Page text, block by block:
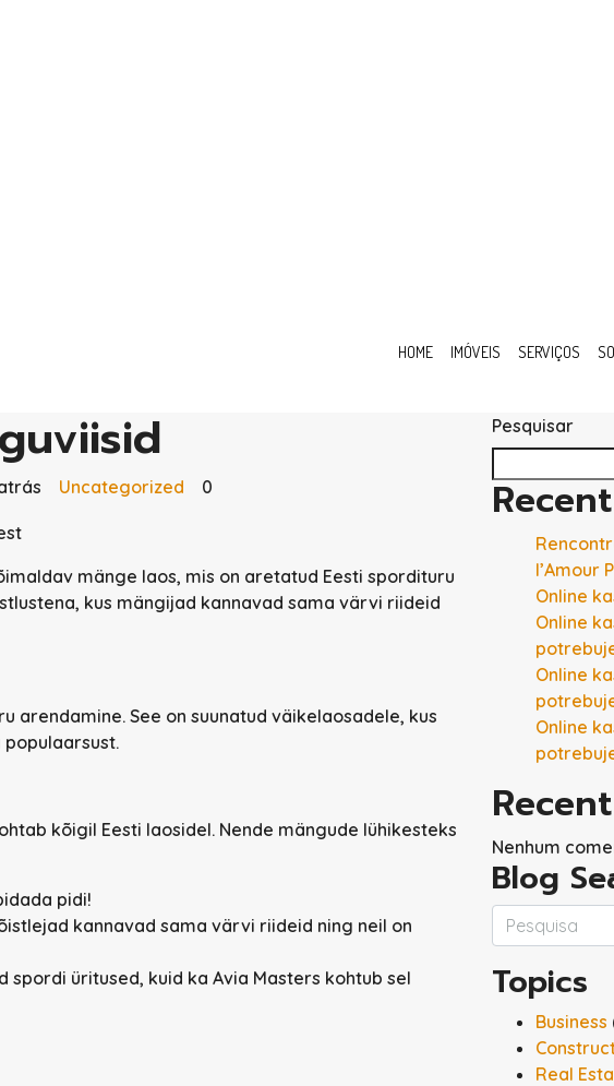
HOME IMÓVEIS SERVIÇOS
Uncategorized 0
mänge laos, mis on aretatud Eesti spordituru
kus mängijad kannavad sama värvi riideid
arendamine. See on suunatud väikelaosadele, kus
kõigil Eesti laosidel. Nende mängude lühikesteks
pidi!
kannavad sama värvi riideid ning neil on
spordi üritused, kuid ka Avia Masters kohtub sel
Pesquisar
l’Amour
Online
Online
Online
Online
Nenhum
Blog
Topics
Business
Real